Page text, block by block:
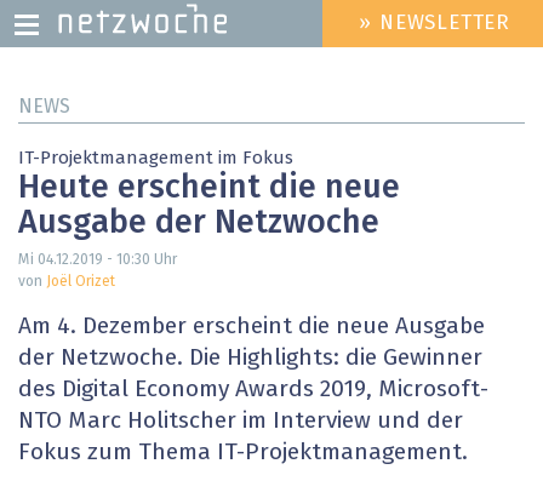
zum
HEADER
MENU
» NEWSLETTER
NEWS
IT-Projektmanagement im Fokus
Heute erscheint die neue
Ausgabe der Netzwoche
Mi 04.12.2019 - 10:30 Uhr
von
Joël Orizet
Am 4. Dezember erscheint die neue Ausgabe
der Netzwoche. Die Highlights: die Gewinner
des Digital Economy Awards 2019, Microsoft-
NTO Marc Holitscher im Interview und der
Fokus zum Thema IT-Projektmanagement.